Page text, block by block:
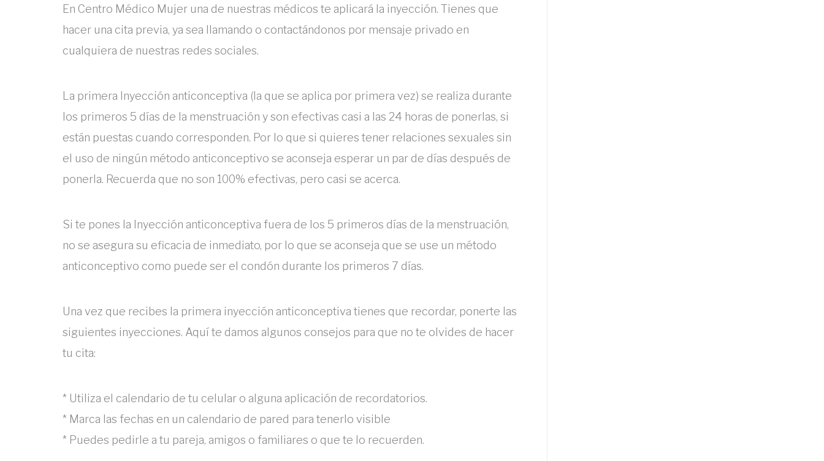
En Centro Médico Mujer una de nuestras médicos te aplicará la inyección. Tienes que
hacer una cita previa, ya sea llamando o contactándonos por mensaje privado en
cualquiera de nuestras redes sociales.
La primera Inyección anticonceptiva (la que se aplica por primera vez) se realiza durante
los primeros 5 días de la menstruación y son efectivas casi a las 24 horas de ponerlas, si
están puestas cuando corresponden. Por lo que si quieres tener relaciones sexuales sin
el uso de ningún método anticonceptivo se aconseja esperar un par de días después de
ponerla. Recuerda que no son 100% efectivas, pero casi se acerca.
Si te pones la Inyección anticonceptiva fuera de los 5 primeros días de la menstruación,
no se asegura su eficacia de inmediato, por lo que se aconseja que se use un método
anticonceptivo como puede ser el condón durante los primeros 7 días.
Una vez que recibes la primera inyección anticonceptiva tienes que recordar, ponerte las
siguientes inyecciones. Aquí te damos algunos consejos para que no te olvides de hacer
tu cita:
* Utiliza el calendario de tu celular o alguna aplicación de recordatorios.
* Marca las fechas en un calendario de pared para tenerlo visible
* Puedes pedirle a tu pareja, amigos o familiares o que te lo recuerden.